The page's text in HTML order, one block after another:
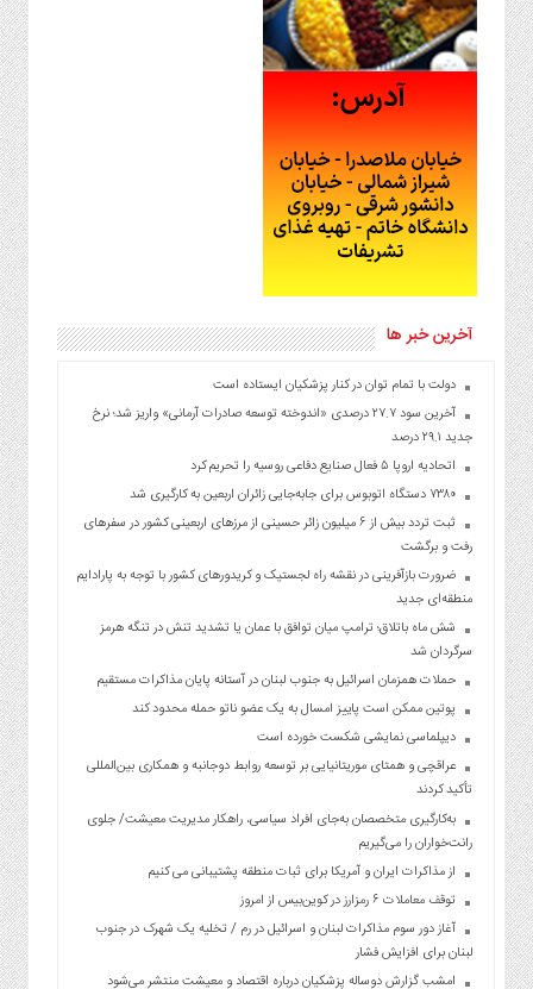
آخرین خبر ها
دولت با تمام توان در کنار پزشکیان ایستاده است
آخرین سود ۲۷.۷ درصدی «اندوخته توسعه صادرات آرمانی» واریز شد؛ نرخ
جدید ۲۹.۱ درصد
اتحادیه اروپا ۵ فعال صنایع دفاعی روسیه را تحریم کرد
۷۳۸۰ دستگاه اتوبوس برای جابه‌جایی زائران اربعین به‌ کارگیری شد
ثبت تردد بیش از ۶ میلیون زائر حسینی از مرزهای اربعینی کشور در سفرهای
رفت و برگشت
ضرورت بازآفرینی در نقشه راه لجستیک و کریدورهای کشور با توجه به پارادایم
منطقه‌ای جدید
شش ماه باتلاق؛ ترامپ میان توافق با عمان یا تشدید تنش در تنگه هرمز
سرگردان شد
حملات همزمان اسرائیل به جنوب لبنان در آستانه پایان مذاکرات مستقیم
پوتین ممکن است پاییز امسال به یک عضو ناتو حمله محدود کند
دیپلماسی نمایشی شکست خورده است
عراقچی و همتای موریتانیایی بر توسعه روابط دوجانبه و همکاری بین‌المللی
تأکید کردند
به‌کارگیری متخصصان به‌جای افراد سیاسی، راهکار مدیریت معیشت/ جلوی
رانت‌خواران را می‌گیریم
از مذاکرات ایران و آمریکا برای ثبات منطقه پشتیبانی می کنیم
توقف معاملات ۶ رمزارز در کوین‌بیس از امروز
آغاز دور سوم مذاکرات لبنان و اسرائیل در رم / تخلیه یک شهرک در جنوب
لبنان برای افزایش فشار
امشب گزارش دوساله پزشکیان درباره اقتصاد و معیشت منتشر می‌شود